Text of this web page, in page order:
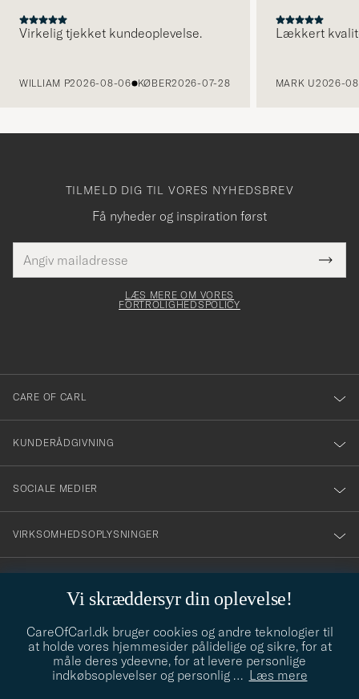
Virkelig tjekket kundeoplevelse.
WILLIAM P2026-08-06 KØBER2026-07-28
Lækkert
MARK U2026-
Vi skræddersyr din oplevelse!
CareOfCarl.dk bruger cookies og andre teknologier til
at holde vores hjemmesider pålidelige og sikre, for at
måle deres ydeevne, for at levere personlige
indkøbsoplevelser og personlig … Læs mere
TILMELD DIG TIL VORES NYHEDSBREV
Få nyheder og inspiration først
mailadresse
skal
Tack
för
dig
till
vårt
nyhetsbrev!
LÆS MERE OM VORES
FORTROLIGHEDSPOLICY
CARE OF CARL
KUNDERÅDGIVNING
SOCIALE MEDIER
VIRKSOMHEDSOPLYSNINGER
info@careofcarl.dk
Behøver du hjælp til at finde din stil? Lad os hjælpe dig, vi hjælper
gerne til!
STILRÅD